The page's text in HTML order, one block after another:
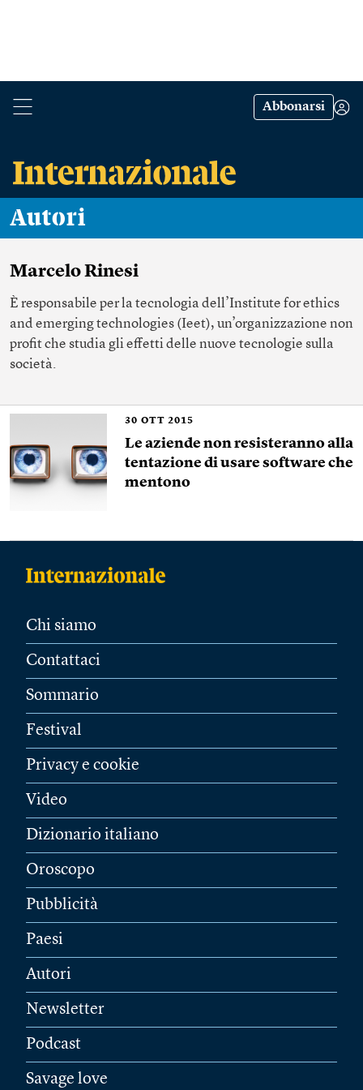
Abbonarsi
Autori
Marcelo Rinesi
È responsabile per la tecnologia dell’Institute for ethics
and emerging technologies (Ieet), un’organizzazione non
profit che studia gli effetti delle nuove tecnologie sulla
società.
30 OTT 2015
Le aziende non resisteranno alla
tentazione di usare software che
mentono
Chi siamo
Contattaci
Sommario
Festival
Privacy e cookie
Video
Dizionario italiano
Oroscopo
Pubblicità
Paesi
Autori
Newsletter
Podcast
Savage love